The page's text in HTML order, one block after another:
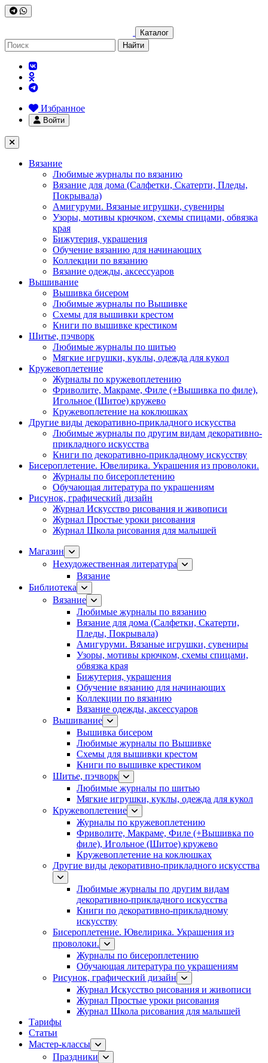
Каталог
Найти
Избранное
Войти
Вязание
Любимые журналы по вязанию
Вязание для дома (Салфетки, Скатерти, Пледы,
Покрывала)
Амигуруми. Вязаные игрушки, сувениры
Узоры, мотивы крючком, схемы спицами, обвязка
края
Бижутерия, украшения
Обучение вязанию для начинающих
Коллекции по вязанию
Вязание одежды, аксессуаров
Вышивание
Вышивка бисером
Любимые журналы по Вышивке
Схемы для вышивки крестом
Книги по вышивке крестиком
Шитье, пэчворк
Любимые журналы по шитью
Мягкие игрушки, куклы, одежда для кукол
Кружевоплетение
Журналы по кружевоплетению
Фриволите, Макраме, Филе (+Вышивка по филе),
Игольное (Шитое) кружево
Кружевоплетение на коклюшках
Другие виды декоративно-прикладного искусства
Любимые журналы по другим видам декоративно-
прикладного искусства
Книги по декоративно-прикладному искусству
Бисероплетение. Ювелирика. Украшения из проволоки.
Журналы по бисероплетению
Обучающая литература по украшениям
Рисунок, графический дизайн
Журнал Искусство рисования и живописи
Журнал Простые уроки рисования
Журнал Школа рисования для малышей
Магазин
Нехудожественная литература
Вязание
Библиотека
Вязание
Любимые журналы по вязанию
Вязание для дома (Салфетки, Скатерти,
Пледы, Покрывала)
Амигуруми. Вязаные игрушки, сувениры
Узоры, мотивы крючком, схемы спицами,
обвязка края
Бижутерия, украшения
Обучение вязанию для начинающих
Коллекции по вязанию
Вязание одежды, аксессуаров
Вышивание
Вышивка бисером
Любимые журналы по Вышивке
Схемы для вышивки крестом
Книги по вышивке крестиком
Шитье, пэчворк
Любимые журналы по шитью
Мягкие игрушки, куклы, одежда для кукол
Кружевоплетение
Журналы по кружевоплетению
Фриволите, Макраме, Филе (+Вышивка по
филе), Игольное (Шитое) кружево
Кружевоплетение на коклюшках
Другие виды декоративно-прикладного искусства
Любимые журналы по другим видам
декоративно-прикладного искусства
Книги по декоративно-прикладному
искусству
Бисероплетение. Ювелирика. Украшения из
проволоки.
Журналы по бисероплетению
Обучающая литература по украшениям
Рисунок, графический дизайн
Журнал Искусство рисования и живописи
Журнал Простые уроки рисования
Журнал Школа рисования для малышей
Тарифы
Статьи
Мастер-классы
Праздники